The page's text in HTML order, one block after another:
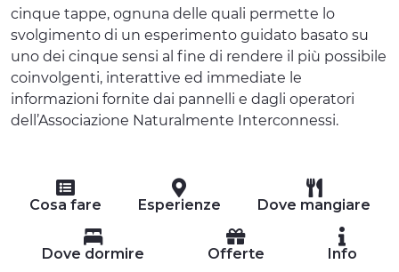
cinque tappe, ognuna delle quali permette lo
svolgimento di un esperimento guidato basato su
uno dei cinque sensi al fine di rendere il più possibile
coinvolgenti, interattive ed immediate le
informazioni fornite dai pannelli e dagli operatori
dell’Associazione Naturalmente Interconnessi.
Cosa fare Esperienze Dove mangiare
Dove dormire Offerte Info